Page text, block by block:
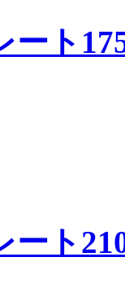
ート
ート